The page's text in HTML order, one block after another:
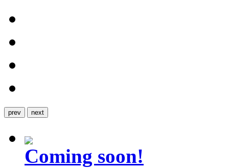
prev next
Coming soon!